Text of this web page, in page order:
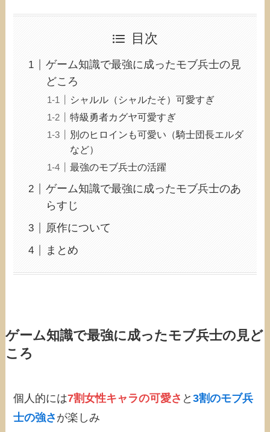
目次
ゲーム知識で最強に成ったモブ兵士の見
どころ
シャルル（シャルたそ）可愛すぎ
特級勇者カグヤ可愛すぎ
別のヒロインも可愛い（騎士団長エルダ
など）
最強のモブ兵士の活躍
ゲーム知識で最強に成ったモブ兵士のあ
らすじ
原作について
まとめ
ゲーム知識で最強に成ったモブ兵士の見ど
ころ
個人的には7割女性キャラの可愛さ と3割のモブ兵
士の強さ が楽しみ